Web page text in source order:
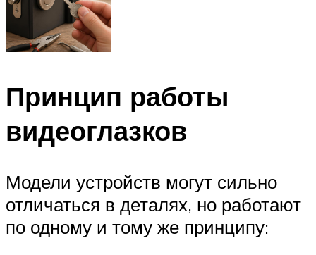
Принцип работы
видеоглазков
Модели устройств могут сильно
отличаться в деталях, но работают
по одному и тому же принципу: